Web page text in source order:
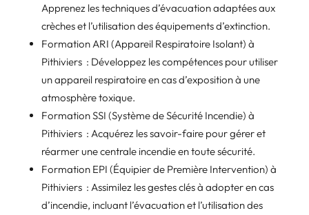
Apprenez les techniques d’évacuation adaptées aux
crèches et l’utilisation des équipements d’extinction.
Formation ARI (Appareil Respiratoire Isolant) à
Pithiviers : Développez les compétences pour utiliser
un appareil respiratoire en cas d’exposition à une
atmosphère toxique.
Formation SSI (Système de Sécurité Incendie) à
Pithiviers : Acquérez les savoir-faire pour gérer et
réarmer une centrale incendie en toute sécurité.
Formation EPI (Équipier de Première Intervention) à
Pithiviers : Assimilez les gestes clés à adopter en cas
d’incendie, incluant l’évacuation et l’utilisation des